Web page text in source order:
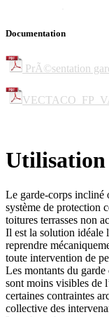
Documentation
PrÃ©sentation
Utilisation
Le garde-corps
système de protection
toitures terrasses non
Il est la solution idéale
reprendre
toute intervention de
Les montants du
sont moins visibles de
certaines contraintes
collective des